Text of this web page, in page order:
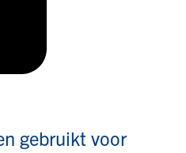
gebruikt voor